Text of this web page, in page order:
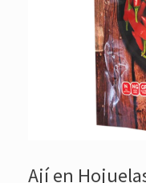
Ají en